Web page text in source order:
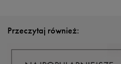
Przeczytaj również: